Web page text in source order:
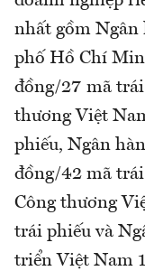
nhất gồm Ngân
phố Hồ Chí
đồng/27 mã
thương Việt
phiếu, Ngân
đồng/42 mã
Công thương
trái phiếu và
triển Việt Nam